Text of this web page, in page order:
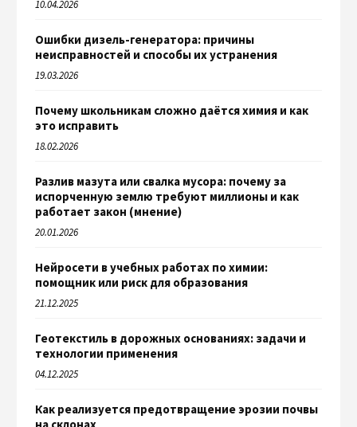
10.04.2026
Ошибки дизель-генератора: причины
неисправностей и способы их устранения
19.03.2026
Почему школьникам сложно даётся химия и как
это исправить
18.02.2026
Разлив мазута или свалка мусора: почему за
испорченную землю требуют миллионы и как
работает закон (мнение)
20.01.2026
Нейросети в учебных работах по химии:
помощник или риск для образования
21.12.2025
Геотекстиль в дорожных основаниях: задачи и
технологии применения
04.12.2025
Как реализуется предотвращение эрозии почвы